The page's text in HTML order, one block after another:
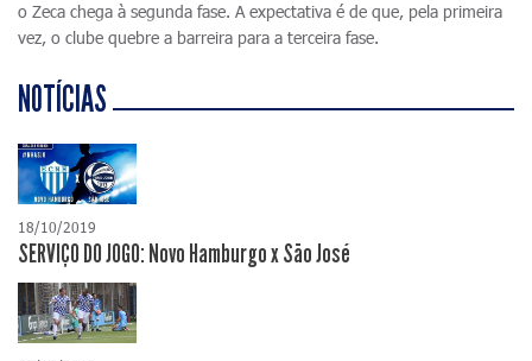
o Zeca chega à segunda fase. A expectativa é de que, pela primeira
vez, o clube quebre a barreira para a terceira fase.
NOTÍCIAS
18/10/2019
SERVIÇO DO JOGO: Novo Hamburgo x São José